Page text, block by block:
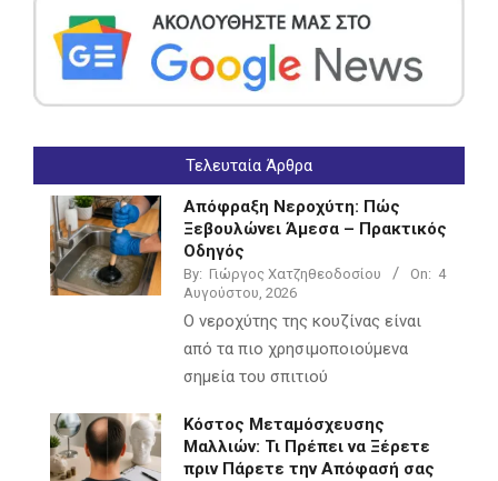
Τελευταία Άρθρα
Απόφραξη Νεροχύτη: Πώς
Ξεβουλώνει Άμεσα – Πρακτικός
Οδηγός
By: Γιώργος Χατζηθεοδοσίου On: 4
Αυγούστου, 2026
Ο νεροχύτης της κουζίνας είναι
από τα πιο χρησιμοποιούμενα
σημεία του σπιτιού
Κόστος Μεταμόσχευσης
Μαλλιών: Τι Πρέπει να Ξέρετε
πριν Πάρετε την Απόφασή σας